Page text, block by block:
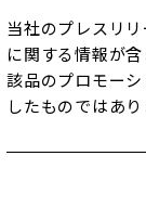
当社のプレスリ
に関する情報が
該品のプロモー
したものではあり